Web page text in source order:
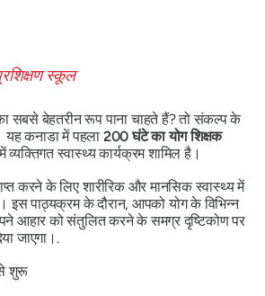
सबसे बेहतरीन रूप पाना चाहते हैं? तो संकल्प के
कनाडा में पहला 200 घंटे का योग शिक्षक
स्वास्थ्य कार्यक्रम शामिल है।
करने के लिए शारीरिक और मानसिक स्वास्थ्य में
पाठ्यक्रम के दौरान, आपको योग के विभिन्न
आहार को संतुलित करने के समग्र दृष्टिकोण पर
जाएगा।.
शुरू